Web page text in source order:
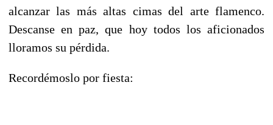
alcanzar las más altas cimas del arte flamenco.
Descanse en paz, que hoy todos los aficionados
lloramos su pérdida.
Recordémoslo por fiesta: